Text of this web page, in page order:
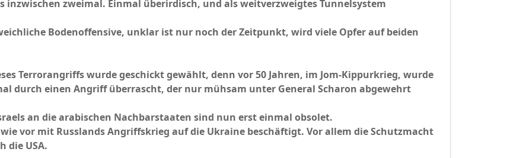
inzwischen zweimal. Einmal überirdisch, und als weitverzweigtes Tunnelsystem
Bodenoffensive, unklar ist nur noch der Zeitpunkt, wird viele Opfer auf beiden
Terrorangriffs wurde geschickt gewählt, denn vor 50 Jahren, im Jom-Kippurkrieg, wurde
durch einen Angriff überrascht, der nur mühsam unter General Scharon abgewehrt
an die arabischen Nachbarstaaten sind nun erst einmal obsolet.
vor mit Russlands Angriffskrieg auf die Ukraine beschäftigt. Vor allem die Schutzmacht
die USA.